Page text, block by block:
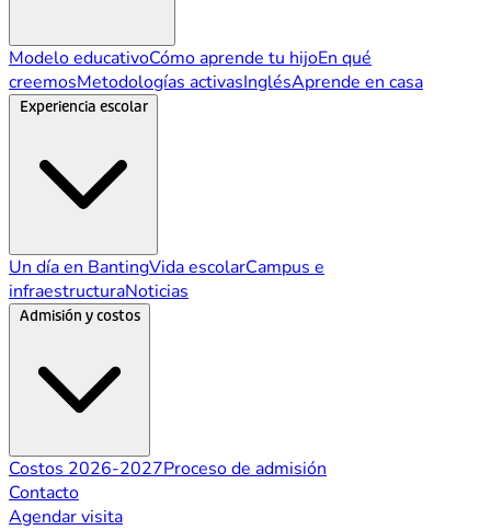
Modelo educativoCómo aprende tu hijoEn qué
creemosMetodologías activasInglésAprende en casa
Experiencia escolar
Un día en BantingVida escolarCampus e
infraestructuraNoticias
Admisión y costos
Costos 2026-2027Proceso de admisión
Contacto
Agendar visita